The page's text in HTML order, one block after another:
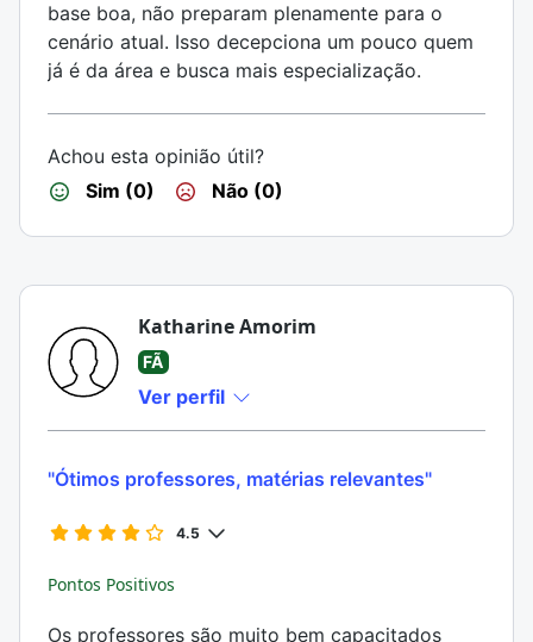
base boa, não preparam plenamente para o
cenário atual. Isso decepciona um pouco quem
já é da área e busca mais especialização.
Achou esta opinião útil?
Sim (0)
Não (0)
Katharine Amorim
FÃ
Ver perfil
"Ótimos professores, matérias relevantes"
4.5
Pontos Positivos
Os professores são muito bem capacitados